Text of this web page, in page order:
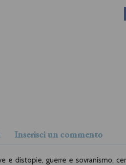
Inserisci un commento
e distopie, guerre e sovranismo,